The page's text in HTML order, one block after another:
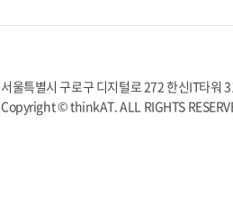
서울특별시 구로구 디지털로 272 한신IT타
Copyright © thinkAT. ALL RIGHTS